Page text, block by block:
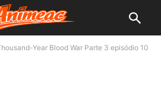
Year Blood War Parte 3 episódio 10